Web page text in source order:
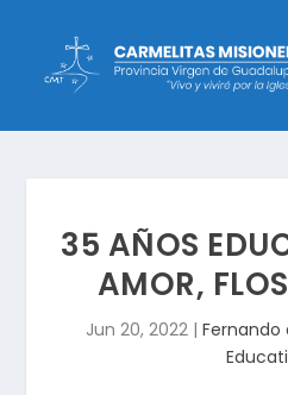
35 AÑOS
AMOR,
Jun 20, 2022 | Fernando